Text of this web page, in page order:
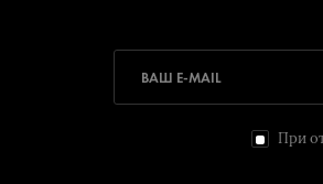
При